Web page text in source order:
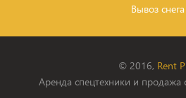
Вывоз снега
© 2016, Rent
Аренда спецтехники и продажа